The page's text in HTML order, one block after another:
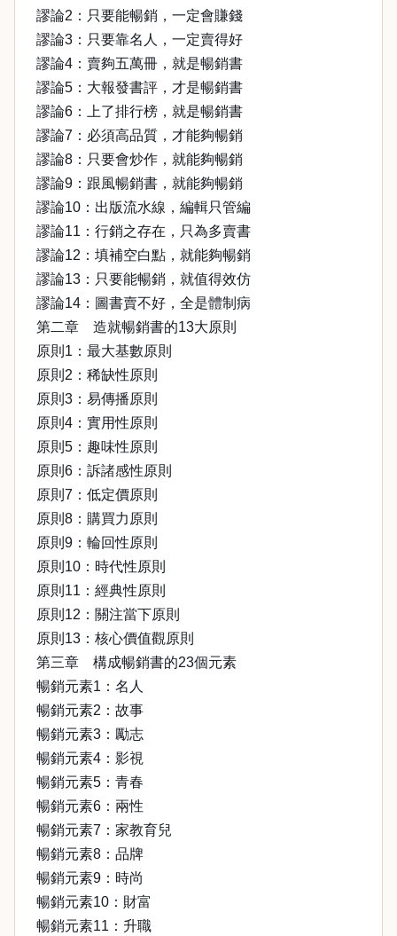
謬論2：只要能暢銷，一定會賺錢
謬論3：只要靠名人，一定賣得好
謬論4：賣夠五萬冊，就是暢銷書
謬論5：大報發書評，才是暢銷書
謬論6：上了排行榜，就是暢銷書
謬論7：必須高品質，才能夠暢銷
謬論8：只要會炒作，就能夠暢銷
謬論9：跟風暢銷書，就能夠暢銷
謬論10：出版流水線，編輯只管編
謬論11：行銷之存在，只為多賣書
謬論12：填補空白點，就能夠暢銷
謬論13：只要能暢銷，就值得效仿
謬論14：圖書賣不好，全是體制病
第二章 造就暢銷書的13大原則
原則1：最大基數原則
原則2：稀缺性原則
原則3：易傳播原則
原則4：實用性原則
原則5：趣味性原則
原則6：訴諸感性原則
原則7：低定價原則
原則8：購買力原則
原則9：輪回性原則
原則10：時代性原則
原則11：經典性原則
原則12：關注當下原則
原則13：核心價值觀原則
第三章 構成暢銷書的23個元素
暢銷元素1：名人
暢銷元素2：故事
暢銷元素3：勵志
暢銷元素4：影視
暢銷元素5：青春
暢銷元素6：兩性
暢銷元素7：家教育兒
暢銷元素8：品牌
暢銷元素9：時尚
暢銷元素10：財富
暢銷元素11：升職